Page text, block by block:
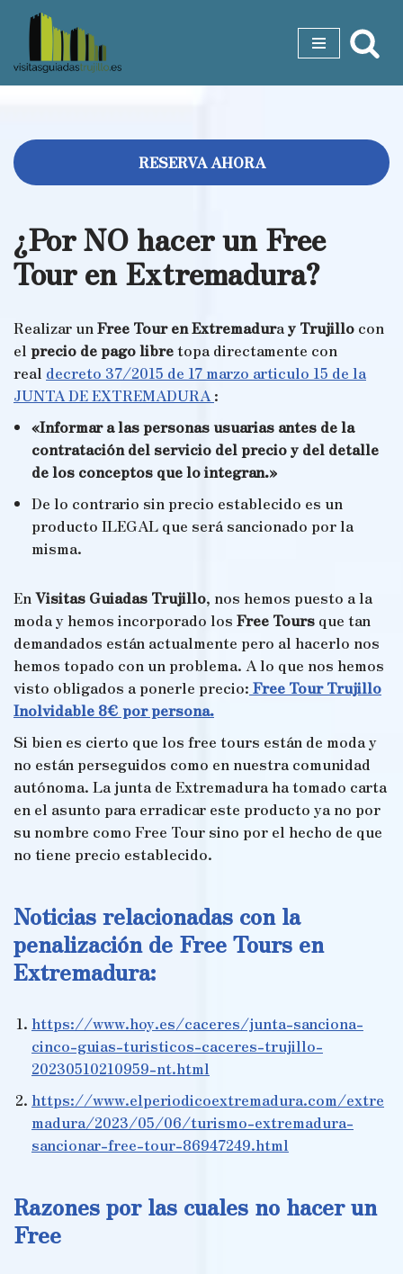
Saltar
al
RESERVA AHORA
¿Por NO hacer un Free
Tour en Extremadura?
Realizar unFree Tour en Extremaduray Trujillo con
el precio de pago libretopa directamente con
real decreto 37/2015 de 17 marzo articulo 15 de la
JUNTA DE EXTREMADURA :
«Informar a las personas usuarias antes de la
contratación del servicio del precio y del detalle
de los conceptos que lo integran.»
De lo contrario sin precio establecido es un
producto ILEGAL que será sancionado por la
misma.
EnVisitas Guiadas Trujillo, nos hemos puesto a la
moda y hemos incorporado los Free Tours que tan
demandados están actualmente pero al hacerlo nos
hemos topado con un problema. A lo que nos hemos
visto obligados a ponerle precio: Free Tour Trujillo
Inolvidable 8€ por persona.
Si bien es cierto que los free tours están de moda y
no están perseguidos como en nuestra comunidad
autónoma. La junta de Extremadura ha tomado carta
en el asunto para erradicar este producto ya no por
su nombre como Free Tour sino por el hecho de que
no tiene precio establecido.
Noticias relacionadas con la
penalización de Free Tours en
Extremadura:
https://www.hoy.es/caceres/junta-sanciona-
cinco-guias-turisticos-caceres-trujillo-
20230510210959-nt.html
https://www.elperiodicoextremadura.com/extre
madura/2023/05/06/turismo-extremadura-
sancionar-free-tour-86947249.html
Razones por las cuales no hacer un
Free